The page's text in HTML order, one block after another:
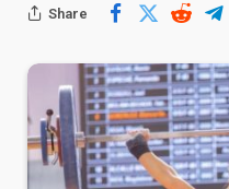
Share